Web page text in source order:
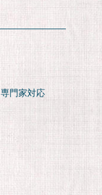
門家対応